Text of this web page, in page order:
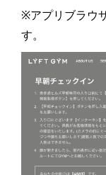
※アプリブラウ
す。